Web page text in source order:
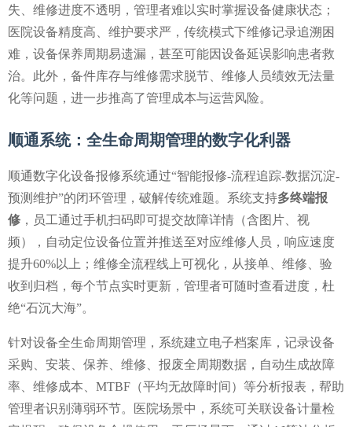
失、维修进度不透明，管理者难以实时掌握设备健康状态；
医院设备精度高、维护要求严，传统模式下维修记录追溯困
难，设备保养周期易遗漏，甚至可能因设备延误影响患者救
治。此外，备件库存与维修需求脱节、维修人员绩效无法量
化等问题，进一步推高了管理成本与运营风险。
顺通系统：全生命周期管理的数字化利器
顺通数字化设备报修系统通过“智能报修-流程追踪-数据沉淀-
预测维护”的闭环管理，破解传统难题。系统支持多终端报
修 ，员工通过手机扫码即可提交故障详情（含图片、视
频），自动定位设备位置并推送至对应维修人员，响应速度
提升60%以上；维修全流程线上可视化，从接单、维修、验
收到归档，每个节点实时更新，管理者可随时查看进度，杜
绝“石沉大海”。
针对设备全生命周期管理，系统建立电子档案库 ，记录设备
采购、安装、保养、维修、报废全周期数据，自动生成故障
率、维修成本、MTBF（平均无故障时间）等分析报表，帮助
管理者识别薄弱环节。医院场景中，系统可关联设备计量检